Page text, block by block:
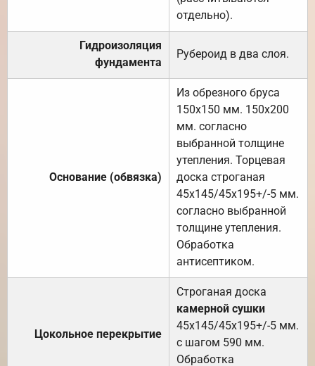
отдельно).
Гидроизоляция
фундамента
Рубероид в два слоя.
Основание (обвязка)
Из обрезного бруса
150х150 мм. 150х200
мм. согласно
выбранной толщине
утепления. Торцевая
доска строганая
45х145/45х195+/-5 мм.
согласно выбранной
толщине утепления.
Обработка
антисептиком.
Цокольное перекрытие
Строганая доска
камерной сушки
45х145/45х195+/-5 мм.
с шагом 590 мм.
Обработка